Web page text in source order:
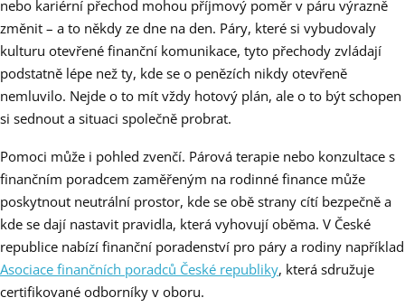
nebo kariérní přechod mohou příjmový poměr v páru výrazně
změnit – a to někdy ze dne na den. Páry, které si vybudovaly
kulturu otevřené finanční komunikace, tyto přechody zvládají
podstatně lépe než ty, kde se o penězích nikdy otevřeně
nemluvilo. Nejde o to mít vždy hotový plán, ale o to být schopen
si sednout a situaci společně probrat.
Pomoci může i pohled zvenčí. Párová terapie nebo konzultace s
finančním poradcem zaměřeným na rodinné finance může
poskytnout neutrální prostor, kde se obě strany cítí bezpečně a
kde se dají nastavit pravidla, která vyhovují oběma. V České
republice nabízí finanční poradenství pro páry a rodiny například
Asociace finančních poradců České republiky, která sdružuje
certifikované odborníky v oboru.